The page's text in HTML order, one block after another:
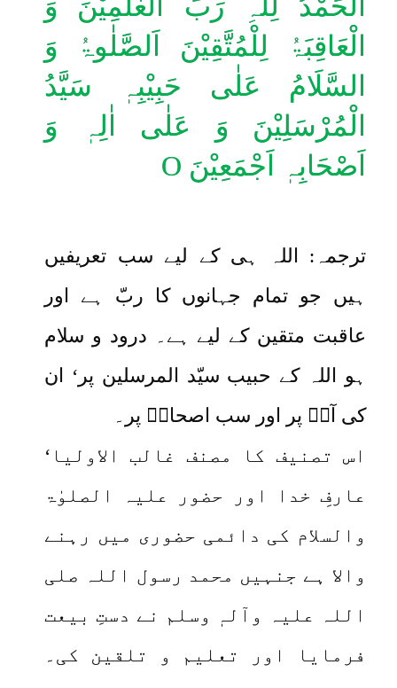
الْعَاقِبَۃُ لِلْمُتَّقِیْنَ اَلصَّلٰوۃُ وَ
السَّلَامُ عَلٰی حَبِیْبِہٖ سَیَّدُ
الْمُرْسَلِیْنَ وَ عَلٰی اٰلِہٖ وَ
اَصْحَابِہٖ اَجْمَعِیْنَ
ترجمہ: اللہ ہی کے لیے سب تعریفیں
ہیں جو تمام جہانوں کا ربّ ہے اور
عاقبت متقین کے لیے ہے۔ درود و سلام
ہو اللہ کے حبیب سیّد المرسلین پر‘ ان
کی آلؓ پر اور سب اصحابؓ پر۔
اس تصنیف کا مصنف غالب الاولیا‘
عارفِ خدا اور حضور علیہ الصلوٰۃ
والسلام کی دائمی حضوری میں رہنے
والا ہے جنہیں محمد رسول اللہ صلی
اللہ علیہ وآلہٖ وسلم نے دستِ بیعت
فرمایا اور تعلیم و تلقین کی۔